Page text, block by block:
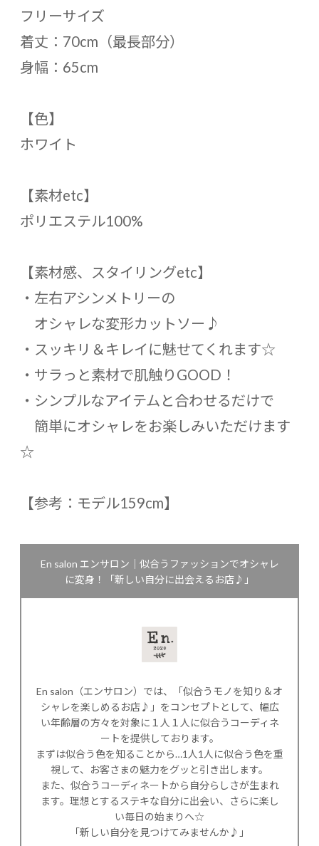
フリーサイズ
着丈：70cm（最長部分）
身幅：65cm
【色】
ホワイト
【素材etc】
ポリエステル100%
【素材感、スタイリングetc】
・左右アシンメトリーの
オシャレな変形カットソー♪
・スッキリ＆キレイに魅せてくれます☆
・サラっと素材で肌触りGOOD！
・シンプルなアイテムと合わせるだけで
簡単にオシャレをお楽しみいただけます
☆
【参考：モデル159cm】
En salon エンサロン｜似合うファッションでオシャレ
に変身！「新しい自分に出会えるお店♪」
En salon（エンサロン）では、「似合うモノを知り＆オ
シャレを楽しめるお店♪」をコンセプトとして、幅広
い年齢層の方々を対象に１人１人に似合うコーディネ
ートを提供しております。
まずは似合う色を知ることから…1人1人に似合う色を重
視して、お客さまの魅力をグッと引き出します。
また、似合うコーディネートから自分らしさが生まれ
ます。理想とするステキな自分に出会い、さらに楽し
い毎日の始まりへ☆
「新しい自分を見つけてみませんか♪」